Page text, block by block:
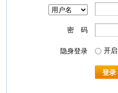
密 码
隐身登录 开启
登录